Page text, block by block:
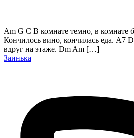
Am G C В комнате темно, в
Кончилось вино, кончилась еда. A7
вдруг на этаже. Dm Am […]
Заинька